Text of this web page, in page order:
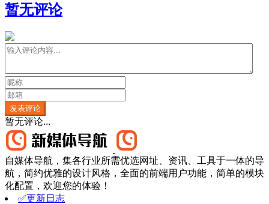
暂无评论
发表评论
暂无评论...
自媒体导航，集各行业所需优选网址、资讯、工具于一体的导
航，简约优雅的设计风格，全面的前端用户功能，简单的模块
化配置，欢迎您的体验！
✅更新日志